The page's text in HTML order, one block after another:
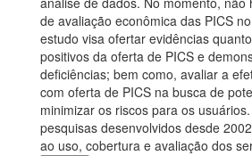
de avaliação econômica das PICS
estudo visa ofertar evidências
positivos da oferta de PICS e
deficiências; bem como, avaliar a
com oferta de PICS na busca de
minimizar os riscos para os
pesquisas desenvolvidos desde
ao uso, cobertura e avaliação dos